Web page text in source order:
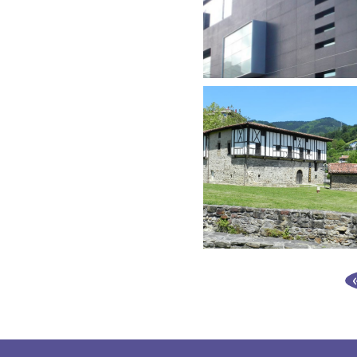
Debagoiena 2030 red
de colaboración para el
desarrollo sostenible
Debagoiena 2030
Planes de igualdad
Grupo ULMA